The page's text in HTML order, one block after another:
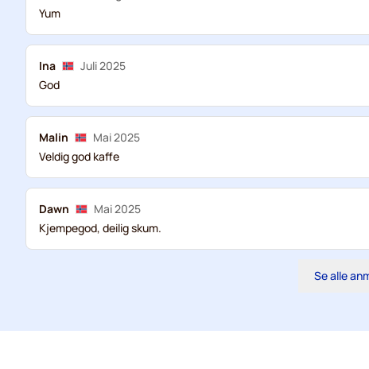
Yum
Ina
Juli 2025
God
Malin
Mai 2025
Veldig god kaffe
Dawn
Mai 2025
Kjempegod, deilig skum.
Se alle